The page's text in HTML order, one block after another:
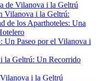
de Vilanova i la Geltrú
Vilanova i la Geltrú:
de los Aparthoteles: Una
Un Paseo por el Vilanova i
la Geltrú: Un Recorrido
i la Geltrú